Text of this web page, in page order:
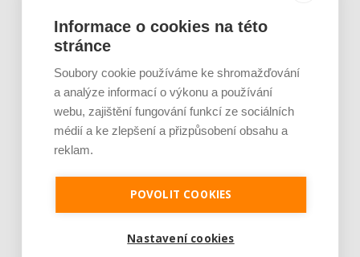
Je jen pro sportovce, přiberu po něm a ve
stravě ho mám dostatek. Znáte nejčastějš [...]
Pojem protein již nějakou dobu rezonuje
se o ně...
Informace o cookies na této
stránce
Soubory cookie používáme ke shromažďování
a analýze informací o výkonu a používání
webu, zajištění fungování funkcí ze sociálních
médií a ke zlepšení a přizpůsobení obsahu a
reklam.
POVOLIT COOKIES
Nastavení cookies